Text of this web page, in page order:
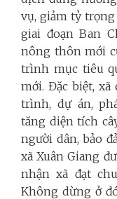
vụ, giảm tỷ
giai đoạn Ban
nông thôn mới
trình mục tiêu
mới. Đặc biệt,
trình, dự án,
tăng diện tích
người dân, bảo
xã Xuân Giang
nhận xã đạt
Không dừng ở